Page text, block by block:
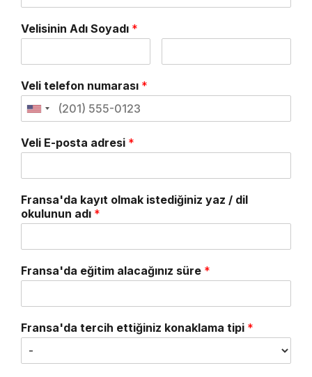
Velisinin Adı Soyadı *
Veli telefon numarası *
Veli E-posta adresi *
Fransa'da kayıt olmak istediğiniz yaz / dil
okulunun adı *
Fransa'da eğitim alacağınız süre *
Fransa'da tercih ettiğiniz konaklama tipi *